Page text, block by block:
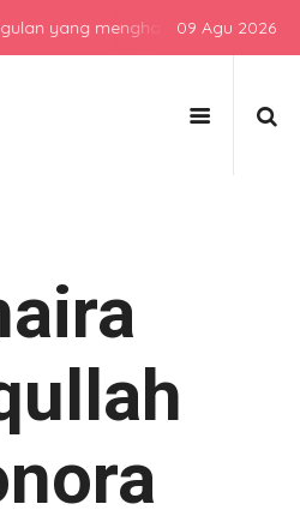
yang menghasilkan lulusan
09 Agu 2026